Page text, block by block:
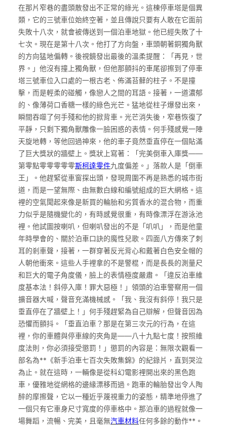
在那片窄巷的盡頭散發出不正常的綠光。這棟停車塔是個異
類，它的三號車位始終空著，並且傳說只要有人敢在它面前
失敗十八次，就會被傳送到一個泊車地獄。他已經失敗了十
七次。現在是第十八次。他打了方向盤，車頭朝著銅獨角獸
的方向猛地偏轉。後視鏡發出最後的溫柔提醒：「再見，世
界。」他沒有撞上獨角獸，但他那顫抖的車尾卻擦到了停車
塔三號車位入口處的一根古老、佈滿苔蘚的柱子。不是撞
擊，而是輕柔的碰觸，像戀人之間的耳語。接著，一道濃郁
的、像薄荷口香糖一樣的綠色光芒。猛地從柱子爆發出來，
瞬間吞噬了何手殘和他的掀背車。光芒消失後，窄巷恢復了
平靜，只剩下獨角獸雕像一臉困惑的表情。何手殘感覺一陣
天旋地轉，等他回過神來，他的車子竟然垂直停在一個貼滿
了巨大獎狀的牆壁上。獎狀上寫著：「完美倒車入庫獎——
第零點零零零零零斯柯達零件九度偏差。」落款人是「倒車
王」。他趕緊從車窗探出頭，發現周圍不再是熟悉的城市街
道，而是一望無際、由無數白線和編號組成的巨大網格。這
裡的空氣聞起來像是新買的輪胎和劣質香水的混合物，而重
力似乎是隨機變化的，有時感覺很重，有時像漂浮在游泳池
裡。他試圖按喇叭，但喇叭發出的不是「叭叭」，而是他童
年時學會的、關於泊車口訣的魔性兒歌。四面八方傳來了刺
耳的剎車聲，接著，一群穿著反光背心和戴著白色安全帽的
人朝他衝來。這些人手裡拿的不是警棍，而是長長的測量尺
和巨大的電子角度儀，臉上的表情極度嚴肅。「違反泊車維
度基本法！斜停入庫！罪大惡極！」領頭的泊車警察用一個
擴音器大喊，聲音充滿機械感。「我、我沒有斜停！我只是
垂直停在了牆壁上！」何手殘趕緊為自己辯解，但聲音因為
恐懼而顫抖。「垂直泊車？那是在第三次元的行為，在這
裡，你的車體與停車線的夾角是——八十九點七度！按照維
度法則，你必須接受懲罰！」懲罰的內容是：無限次觀看一
部名為**《新手泊車七百次失敗集錦》的紀錄片，直到哭泣
為止。就在這時，一輛像是從科幻電影裡開出來的黑色跑
車，優雅地從網格的邊緣漂移而過。跑車的輪胎發出令人陶
醉的摩擦聲，它以一種近乎蔑視重力的姿態，精準地停進了
一個只有它車身尺寸寬度的停車格中。那泊車的過程就像一
場舞蹈，流暢、完美，且毫無汽車材料任何多餘的動作**。